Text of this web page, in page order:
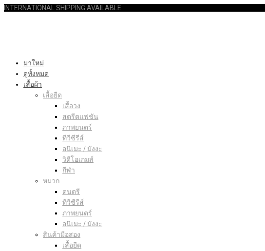
INTERNATIONAL SHIPPING AVAILABLE
มาใหม่
ดูทั้งหมด
เสื้อผ้า
เสื้อยืด
เสื้อวง
สตรีตแฟชัน
ภาพยนตร์
ทีวีซีรีส์
อนิเมะ / มังงะ
วิดีโอเกมส์
กีฬา
หมวก
ดนตรี
ทีวีซีรีส์
ภาพยนตร์
อนิเมะ / มังงะ
สินค้ามือสอง
เสื้อยืด